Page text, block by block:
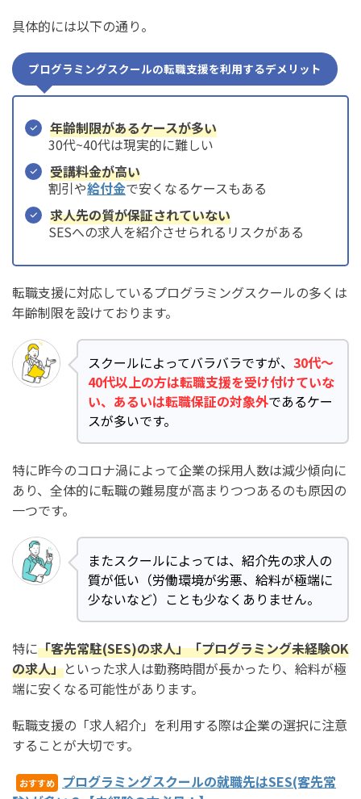
具体的には以下の通り。
プログラミングスクールの転職支援を利用するデメリット
年齢制限があるケースが多い
30代~40代は現実的に難しい
受講料金が高い
割引や給付金で安くなるケースもある
求人先の質が保証されていない
SESへの求人を紹介させられるリスクがある
転職支援に対応しているプログラミングスクールの多くは
年齢制限を設けております。
スクールによってバラバラですが、 30代〜
40代以上の方は転職支援を受け付けていな
い、あるいは転職保証の対象外であるケー
スが多いです。
特に昨今のコロナ渦によって企業の採用人数は減少傾向に
あり、全体的に転職の難易度が高まりつつあるのも原因の
一つです。
またスクールによっては、紹介先の求人の
質が低い（労働環境が劣悪、給料が極端に
少ないなど）ことも少なくありません。
特に「客先常駐(SES)の求人」「プログラミング未経験OK
の求人」といった求人は勤務時間が長かったり、給料が極
端に安くなる可能性があります。
転職支援の「求人紹介」を利用する際は企業の選択に注意
することが大切です。
おすすめ
プログラミングスクールの就職先はSES(客先常